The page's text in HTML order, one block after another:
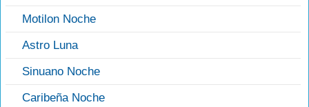
Motilon Noche
Astro Luna
Sinuano Noche
Caribeña Noche